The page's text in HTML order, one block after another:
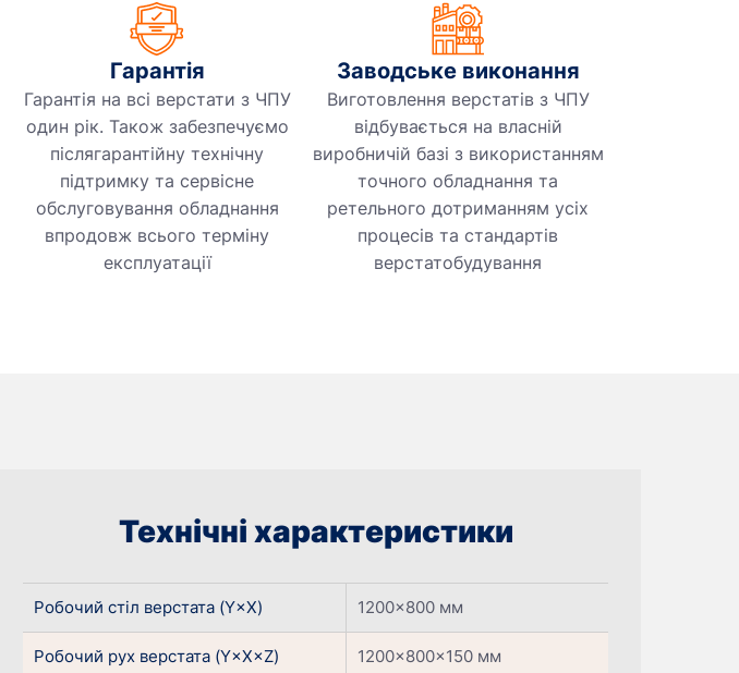
Гарантія
Гарантія на всі верстати з ЧПУ
один рік. Також забезпечуємо
післягарантійну технічну
підтримку та сервісне
обслуговування обладнання
впродовж всього терміну
експлуатації
Заводське виконання
Виготовлення верстатів з ЧПУ
відбувається на власній
виробничій базі з використанням
точного обладнання та
ретельного дотриманням усіх
процесів та стандартів
верстатобудування
Технічні характеристики
Робочий стіл верстата (Y×X) 1200×800 мм
Робочий рух верстата (Y×X×Z) 1200×800×150 мм